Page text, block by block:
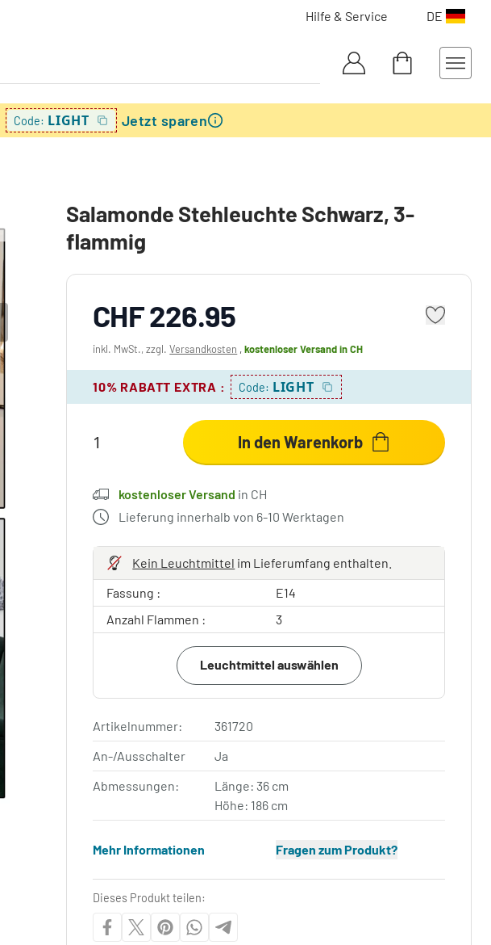
Hilfe & Service DE
Code: LIGHT Jetzt sparen
Salamonde Stehleuchte Schwarz, 3-
flammig
CHF 226.95
inkl. MwSt., zzgl.Versandkosten ,kostenloser Versandin CH
10% RABATT EXTRA : Code: LIGHT
In den Warenkorb
kostenloser Versand in CH
Lieferung innerhalb von 6-10 Werktagen
Kein Leuchtmittel im Lieferumfang enthalten.
Fassung :
E14
Anzahl Flammen :
3
Leuchtmittel auswählen
Artikelnummer:
361720
An-/Ausschalter
Ja
Abmessungen:
Länge: 36 cm
Höhe: 186 cm
Mehr Informationen Fragen zum Produkt?
Dieses Produkt teilen: